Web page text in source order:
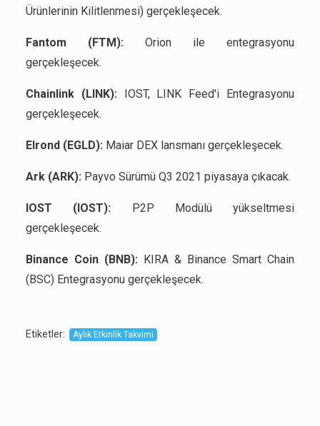
Ürünlerinin Kilitlenmesi) gerçekleşecek.
Fantom (FTM): Orion ile entegrasyonu
gerçekleşecek.
Chainlink (LINK): IOST, LINK Feed'i Entegrasyonu
gerçekleşecek.
Elrond (EGLD): Maiar DEX lansmanı gerçekleşecek.
Ark (ARK): Payvo Sürümü Q3 2021 piyasaya çıkacak.
IOST (IOST): P2P Modülü yükseltmesi
gerçekleşecek.
Binance Coin (BNB): KIRA & Binance Smart Chain
(BSC) Entegrasyonu gerçekleşecek.
Etiketler: Aylık Etkinlik Takvimi